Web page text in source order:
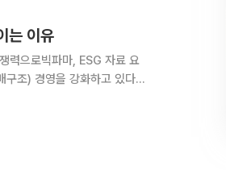
는 이유
력으로빅파마, ESG 자료 요